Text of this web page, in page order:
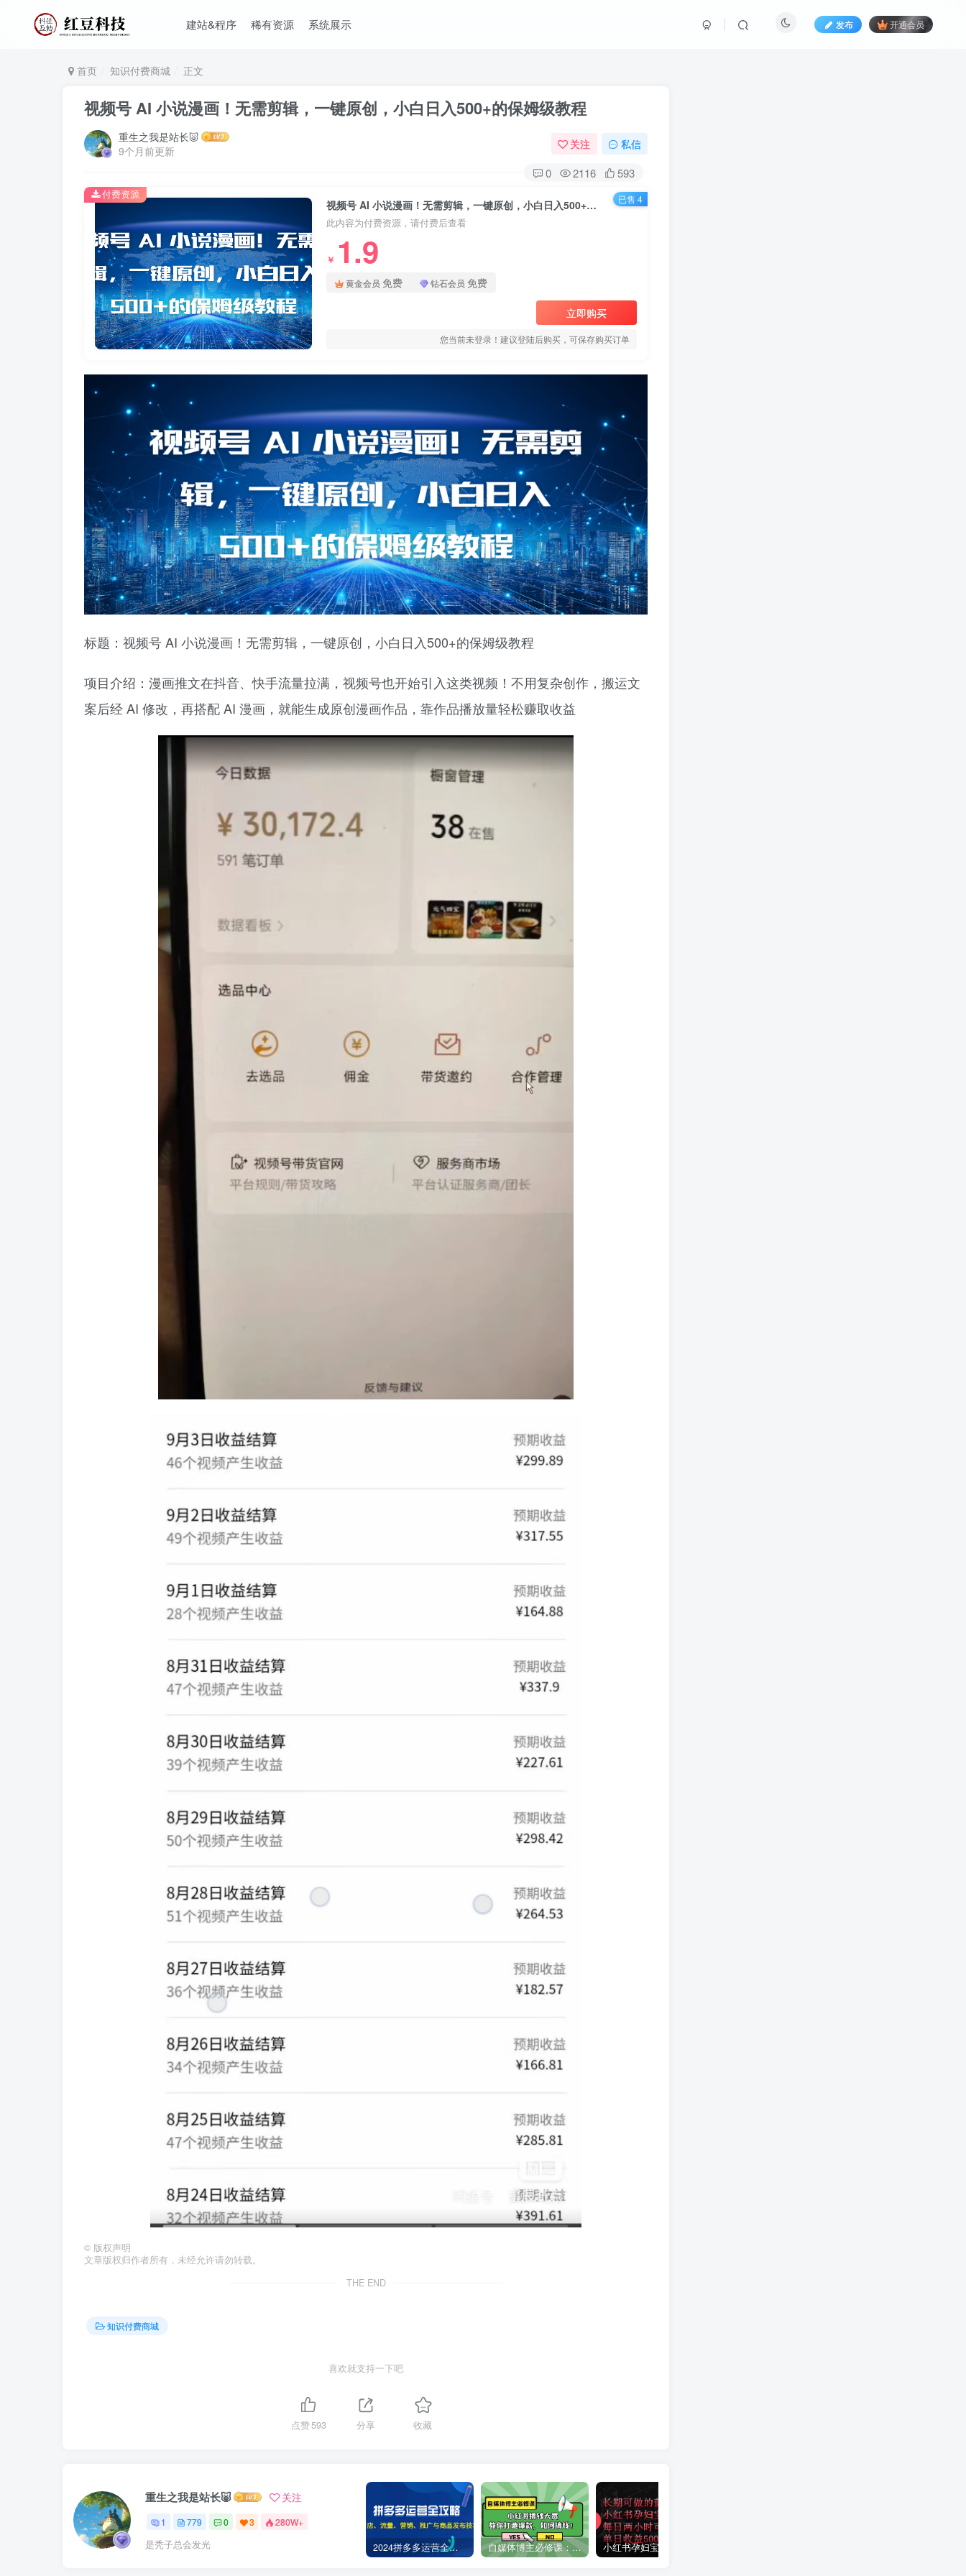
建站&程序 稀有资源 系统展示 发布 开通会员
首页 知识付费商城 正文
视频号 AI 小说漫画！无需剪辑，一键原创，小白日入500+的保姆级教程
重生之我是站长🐷
9个月前更新
关注 私信
0 2116 593
视频号 AI 小说漫画！无需剪辑，一键原创，小白日入500+的保姆级教程
此内容为付费资源，请付费后查看
￥ 1.9
黄金会员 免费 钻石会员 免费
立即购买
您当前未登录！建议登陆后购买，可保存购买订单
付费资源 已售 4
标题：视频号 AI 小说漫画！无需剪辑，一键原创，小白日入500+的保姆级教程
项目介绍：漫画推文在抖音、快手流量拉满，视频号也开始引入这类视频！不用复杂创作，搬运文
案后经 AI 修改，再搭配 AI 漫画，就能生成原创漫画作品，靠作品播放量轻松赚取收益
© 版权声明
文章版权归作者所有，未经允许请勿转载。
THE END
知识付费商城
喜欢就支持一下吧
点赞593 分享 收藏
重生之我是站长🐷 关注
1 779 0 3 280W+
是秃子总会发光 2024拼多多运营全攻略：开店、流量、营销、推广与商品发布技巧（无水印） 自媒体博主必修课：小红书搞钱大赏，教你打造爆款，如何搞钱（11节课）